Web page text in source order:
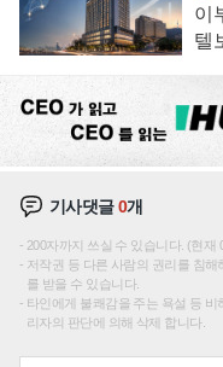
이
텔
기사댓글0개
200자까지 쓰실 수 있습니다. (현재
저작권 등 다른 사람의 권리를 침
를 받을 수 있습니다.
타인에게 불쾌감을 주는 욕설 등
리자의 판단에 의해 삭제 합니다.